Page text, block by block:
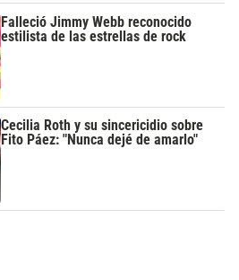
Falleció Jimmy Webb reconocido
estilista de las estrellas de rock
Cecilia Roth y su sincericidio sobre
Fito Páez: "Nunca dejé de amarlo"